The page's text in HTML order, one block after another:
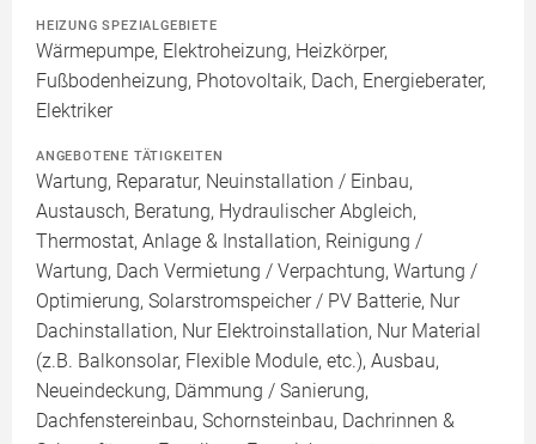
HEIZUNG SPEZIALGEBIETE
Wärmepumpe, Elektroheizung, Heizkörper,
Fußbodenheizung, Photovoltaik, Dach, Energieberater,
Elektriker
ANGEBOTENE TÄTIGKEITEN
Wartung, Reparatur, Neuinstallation / Einbau,
Austausch, Beratung, Hydraulischer Abgleich,
Thermostat, Anlage & Installation, Reinigung /
Wartung, Dach Vermietung / Verpachtung, Wartung /
Optimierung, Solarstromspeicher / PV Batterie, Nur
Dachinstallation, Nur Elektroinstallation, Nur Material
(z.B. Balkonsolar, Flexible Module, etc.), Ausbau,
Neueindeckung, Dämmung / Sanierung,
Dachfenstereinbau, Schornsteinbau, Dachrinnen &